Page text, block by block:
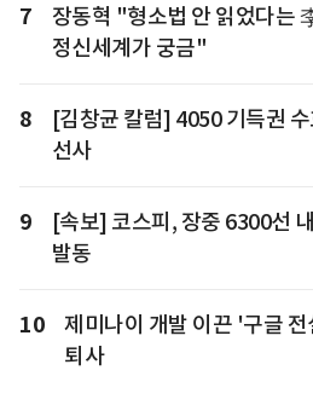
7
장동혁 "형소법 안 읽었다는
정신세계가 궁금"
8
[김창균 칼럼] 4050 기득권
선사
9
[속보] 코스피, 장중 6300선
발동
10
제미나이 개발 이끈 '구글
퇴사